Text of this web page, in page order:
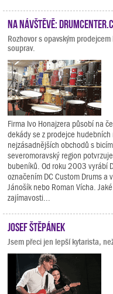
Na návštěvě:
Rozhovor s opavským
souprav.
Firma Ivo Honajzera působí na
dekády se z prodejce
nejzásadnějších obchodů s
severomoravský region
bubeníků. Od roku 2003 vyrábí
označením DC Custom Drums a
Jánošík nebo Roman Vícha.
zajímavosti...
Josef Štěpánek
Jsem přeci jen lepší kytarista,